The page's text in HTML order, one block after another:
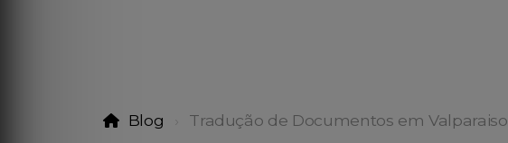
Blog Tradução de Documentos em Valparaiso